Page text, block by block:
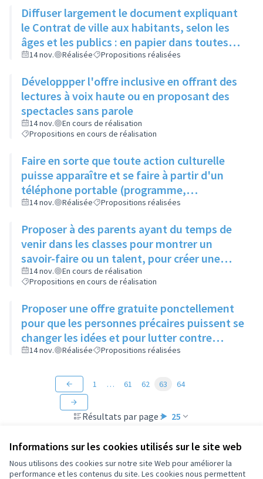
Informations sur les cookies utilisés sur le site web
Nous utilisons des cookies sur notre site Web pour améliorer la
performance et les contenus du site. Les cookies nous permettent
Diffuser largement le document expliquant
le Contrat de ville aux habitants, selon les
âges et les publics : en papier dans toutes
les structures accueillant du public
14 nov. Réalisée Propositions réalisées
Développper l'offre inclusive en offrant des
lectures à voix haute ou en proposant des
spectacles sans parole
14 nov.
En cours de réalisation
Propositions en cours de réalisation
Faire en sorte que toute action culturelle
puisse apparaître et se faire à partir d'un
téléphone portable (programme,
évènements, résevations...)
14 nov. Réalisée Propositions réalisées
Proposer à des parents ayant du temps de
venir dans les classes pour montrer un
savoir-faire ou un talent, pour créer une
ouverture d'esprit des enfants à différentes
sortes d'art
14 nov.
En cours de réalisation
Propositions en cours de réalisation
Proposer une offre gratuite ponctellement
pour que les personnes précaires puissent se
changer les idées et pour lutter contre
l'isolement
14 nov. Réalisée Propositions réalisées
Résultats par page : 25
1 … 61 62 63 64
Conditions d'utilisation